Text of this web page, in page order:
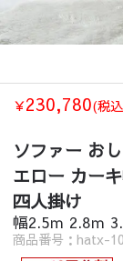
￥230,780(税
ソファー お
エロー カー
四人掛け
幅2.5ｍ 2.8ｍ
商品番号：hatx-